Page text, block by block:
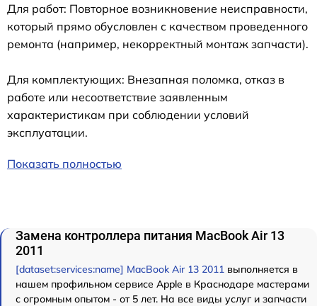
Для работ: Повторное возникновение неисправности,
который прямо обусловлен с качеством проведенного
ремонта (например, некорректный монтаж запчасти).
Для комплектующих: Внезапная поломка, отказ в
работе или несоответствие заявленным
характеристикам при соблюдении условий
эксплуатации.
Показать полностью
Замена контроллера питания MacBook Air 13
2011
[dataset:services:name] MacBook Air 13 2011 выполняется в
нашем профильном сервисе Apple в Краснодаре мастерами
с огромным опытом - от 5 лет. На все виды услуг и запчасти